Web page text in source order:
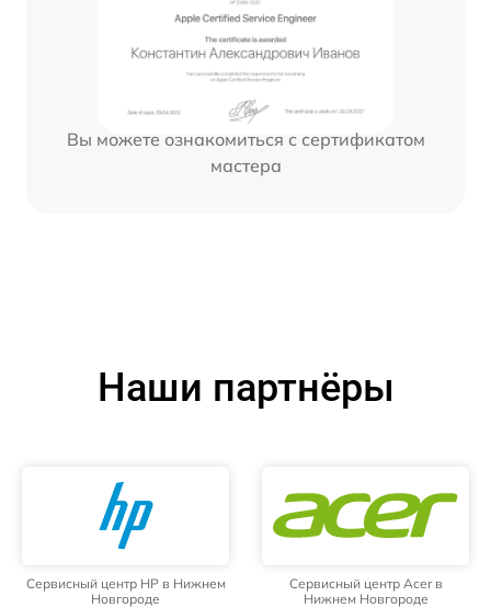
Вы можете ознакомиться с сертификатом
мастера
Наши партнёры
Сервисный центр HP в Нижнем
Новгороде
Сервисный центр Acer в
Нижнем Новгороде